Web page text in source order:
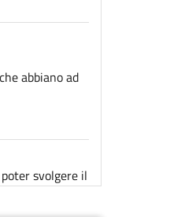
abbiano ad
svolgere il